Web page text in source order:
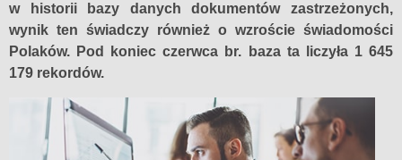
w historii bazy danych dokumentów zastrzeżonych,
wynik ten świadczy również o wzroście świadomości
Polaków. Pod koniec czerwca br. baza ta liczyła 1 645
179 rekordów.